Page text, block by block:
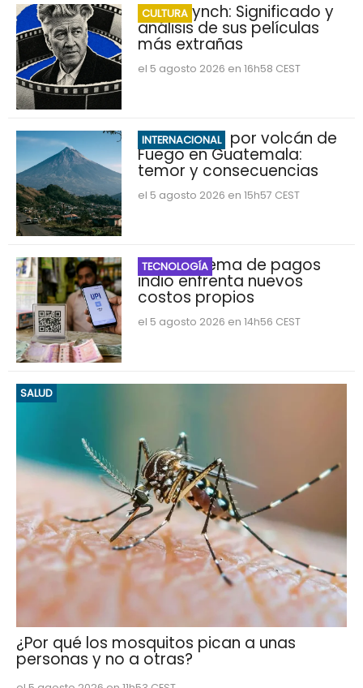
CULTURA
David Lynch: Significado y
análisis de sus películas
más extrañas
el 5 agosto 2026 en 16h58 CEST
INTERNACIONAL
Evacuación por volcán de
Fuego en Guatemala:
temor y consecuencias
el 5 agosto 2026 en 15h57 CEST
TECNOLOGÍA
UPI: El sistema de pagos
indio enfrenta nuevos
costos propios
el 5 agosto 2026 en 14h56 CEST
SALUD
¿Por qué los mosquitos pican a unas
personas y no a otras?